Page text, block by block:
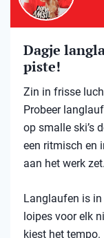
Dagje
piste!
Zin in frisse
Probeer
op smalle ski’s
een ritmisch en
aan het werk zet.
Langlaufen is
loipes voor elk
kiest het tempo.